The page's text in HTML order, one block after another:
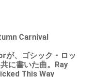
Carnival
が、ゴシック・ロッ
に書いた曲。Ray
This Way